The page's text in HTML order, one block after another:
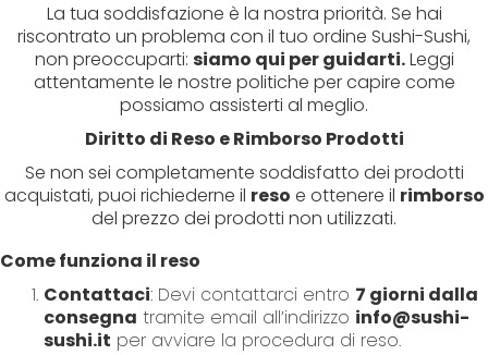
o
n
t
La tua soddisfazione è la nostra priorità. Se hai
riscontrato un problema con il tuo ordine Sushi-Sushi,
non preoccuparti: siamo qui per guidarti.Leggi
attentamente le nostre politiche per capire come
possiamo assisterti al meglio.
Diritto di Reso e Rimborso Prodotti
Se non sei completamente soddisfatto dei prodotti
acquistati, puoi richiederne il reso e ottenere il rimborso
del prezzo dei prodotti non utilizzati.
Come funziona il reso
Contattaci: Devi contattarci entro 7 giorni dalla
consegna tramite email all’indirizzo info@sushi-
sushi.it per avviare la procedura di reso.